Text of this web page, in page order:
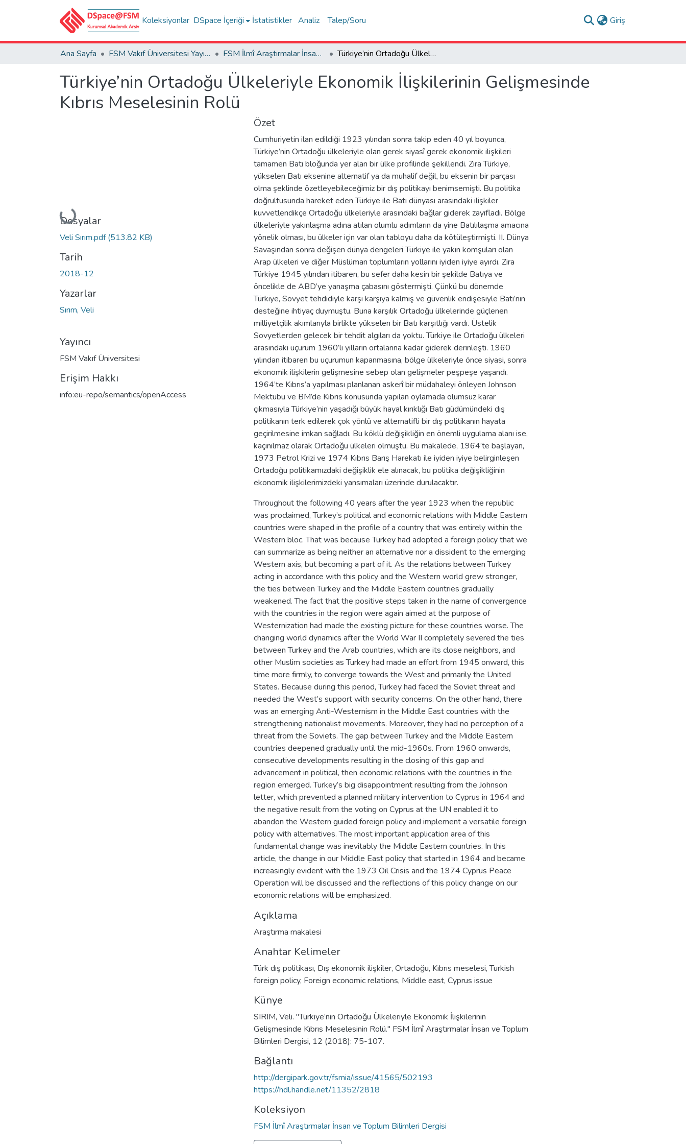
Koleksiyonlar DSpace İçeriği İstatistikler Analiz Talep/Soru Giriş
Ana Sayfa FSM Vakıf Üniversitesi Yayınları / Publications of FSM Vakif University FSM İlmî Araştırmalar İnsan ve Toplum Bilimleri Dergisi Türkiye’nin Ortadoğu Ülkeleriyle Ekonomik İlişkilerinin Gelişmesinde Kıbrıs Meselesinin Rolü
Türkiye’nin Ortadoğu Ülkeleriyle Ekonomik İlişkilerinin Gelişmesinde
Kıbrıs Meselesinin Rolü
Yükleniyor...
Dosyalar
Veli Sırım.pdf(513.82 KB)
Tarih
2018-12
Yazarlar
Sırım, Veli
Yayıncı
FSM Vakıf Üniversitesi
Erişim Hakkı
info:eu-repo/semantics/openAccess
Özet
Cumhuriyetin ilan edildiği 1923 yılından sonra takip eden 40 yıl boyunca,
Türkiye’nin Ortadoğu ülkeleriyle olan gerek siyasî gerek ekonomik ilişkileri
tamamen Batı bloğunda yer alan bir ülke profilinde şekillendi. Zira Türkiye,
yükselen Batı eksenine alternatif ya da muhalif değil, bu eksenin bir parçası
olma şeklinde özetleyebileceğimiz bir dış politikayı benimsemişti. Bu politika
doğrultusunda hareket eden Türkiye ile Batı dünyası arasındaki ilişkiler
kuvvetlendikçe Ortadoğu ülkeleriyle arasındaki bağlar giderek zayıfladı. Bölge
ülkeleriyle yakınlaşma adına atılan olumlu adımların da yine Batılılaşma amacına
yönelik olması, bu ülkeler için var olan tabloyu daha da kötüleştirmişti. II. Dünya
Savaşından sonra değişen dünya dengeleri Türkiye ile yakın komşuları olan
Arap ülkeleri ve diğer Müslüman toplumların yollarını iyiden iyiye ayırdı. Zira
Türkiye 1945 yılından itibaren, bu sefer daha kesin bir şekilde Batıya ve
öncelikle de ABD’ye yanaşma çabasını göstermişti. Çünkü bu dönemde
Türkiye, Sovyet tehdidiyle karşı karşıya kalmış ve güvenlik endişesiyle Batı’nın
desteğine ihtiyaç duymuştu. Buna karşılık Ortadoğu ülkelerinde güçlenen
milliyetçilik akımlarıyla birlikte yükselen bir Batı karşıtlığı vardı. Üstelik
Sovyetlerden gelecek bir tehdit algıları da yoktu. Türkiye ile Ortadoğu ülkeleri
arasındaki uçurum 1960’lı yılların ortalarına kadar giderek derinleşti. 1960
yılından itibaren bu uçurumun kapanmasına, bölge ülkeleriyle önce siyasi, sonra
ekonomik ilişkilerin gelişmesine sebep olan gelişmeler peşpeşe yaşandı.
1964’te Kıbrıs’a yapılması planlanan askerî bir müdahaleyi önleyen Johnson
Mektubu ve BM’de Kıbrıs konusunda yapılan oylamada olumsuz karar
çıkmasıyla Türkiye’nin yaşadığı büyük hayal kırıklığı Batı güdümündeki dış
politikanın terk edilerek çok yönlü ve alternatifli bir dış politikanın hayata
geçirilmesine imkan sağladı. Bu köklü değişikliğin en önemli uygulama alanı ise,
kaçınılmaz olarak Ortadoğu ülkeleri olmuştu. Bu makalede, 1964’te başlayan,
1973 Petrol Krizi ve 1974 Kıbrıs Barış Harekatı ile iyiden iyiye belirginleşen
Ortadoğu politikamızdaki değişiklik ele alınacak, bu politika değişikliğinin
ekonomik ilişkilerimizdeki yansımaları üzerinde durulacaktır.
Throughout the following 40 years after the year 1923 when the republic
was proclaimed, Turkey’s political and economic relations with Middle Eastern
countries were shaped in the profile of a country that was entirely within the
Western bloc. That was because Turkey had adopted a foreign policy that we
can summarize as being neither an alternative nor a dissident to the emerging
Western axis, but becoming a part of it. As the relations between Turkey
acting in accordance with this policy and the Western world grew stronger,
the ties between Turkey and the Middle Eastern countries gradually
weakened. The fact that the positive steps taken in the name of convergence
with the countries in the region were again aimed at the purpose of
Westernization had made the existing picture for these countries worse. The
changing world dynamics after the World War II completely severed the ties
between Turkey and the Arab countries, which are its close neighbors, and
other Muslim societies as Turkey had made an effort from 1945 onward, this
time more firmly, to converge towards the West and primarily the United
States. Because during this period, Turkey had faced the Soviet threat and
needed the West’s support with security concerns. On the other hand, there
was an emerging Anti-Westernism in the Middle East countries with the
strengthening nationalist movements. Moreover, they had no perception of a
threat from the Soviets. The gap between Turkey and the Middle Eastern
countries deepened gradually until the mid-1960s. From 1960 onwards,
consecutive developments resulting in the closing of this gap and
advancement in political, then economic relations with the countries in the
region emerged. Turkey’s big disappointment resulting from the Johnson
letter, which prevented a planned military intervention to Cyprus in 1964 and
the negative result from the voting on Cyprus at the UN enabled it to
abandon the Western guided foreign policy and implement a versatile foreign
policy with alternatives. The most important application area of this
fundamental change was inevitably the Middle Eastern countries. In this
article, the change in our Middle East policy that started in 1964 and became
increasingly evident with the 1973 Oil Crisis and the 1974 Cyprus Peace
Operation will be discussed and the reflections of this policy change on our
economic relations will be emphasized.
Açıklama
Araştırma makalesi
Anahtar Kelimeler
Türk dış politikası, Dış ekonomik ilişkiler, Ortadoğu, Kıbrıs meselesi,Turkish
foreign policy, Foreign economic relations, Middle east, Cyprus issue
Künye
SIRIM, Veli. "Türkiye’nin Ortadoğu Ülkeleriyle Ekonomik İlişkilerinin
Gelişmesinde Kıbrıs Meselesinin Rolü." FSM İlmî Araştırmalar İnsan ve Toplum
Bilimleri Dergisi, 12 (2018): 75-107.
Bağlantı
http://dergipark.gov.tr/fsmia/issue/41565/502193
https://hdl.handle.net/11352/2818
Koleksiyon
FSM İlmî Araştırmalar İnsan ve Toplum Bilimleri Dergisi